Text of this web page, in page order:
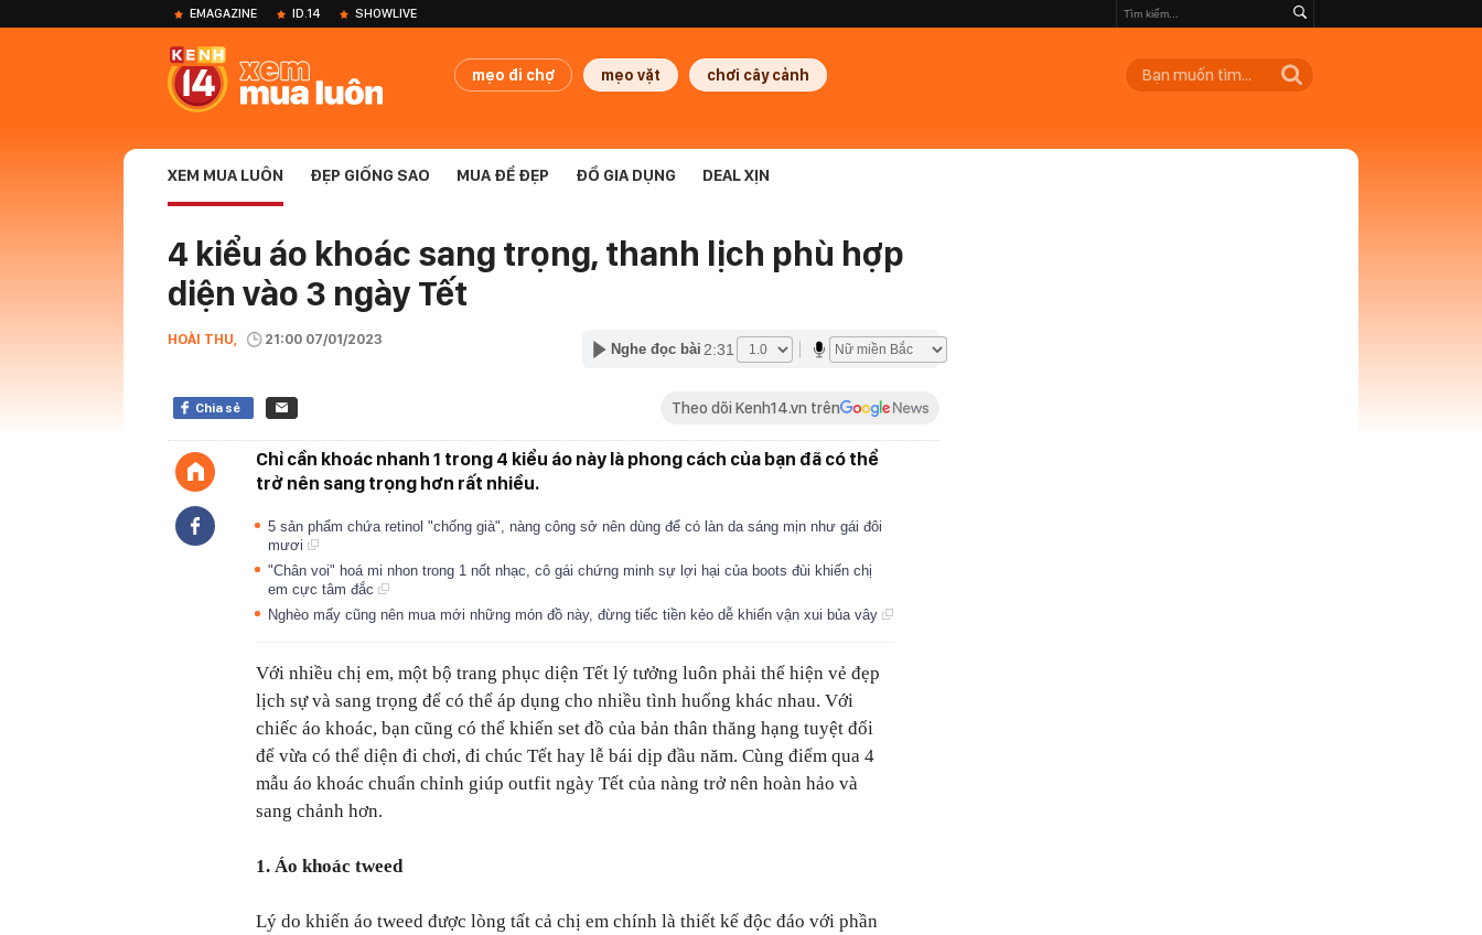
EMAGAZINE ID.14 SHOWLIVE
mẹo đi chợ mẹo vặt chơi cây cảnh
XEM MUA LUÔN ĐẸP GIỐNG SAO MUA ĐỂ ĐẸP ĐỒ GIA DỤNG DEAL XỊN
4 kiểu áo khoác sang trọng, thanh lịch phù hợp
diện vào 3 ngày Tết
HOÀI THU, 21:00 07/01/2023
Nghe đọc bài 2:31
Chia sẻ Theo dõi Kenh14.vn trên
Chỉ cần khoác nhanh 1 trong 4 kiểu áo này là phong cách của bạn đã có thể
trở nên sang trọng hơn rất nhiều.
5 sản phẩm chứa retinol "chống già", nàng công sở nên dùng để có làn da sáng mịn như gái đôi
mươi
"Chân voi" hoá mi nhon trong 1 nốt nhạc, cô gái chứng minh sự lợi hại của boots đùi khiến chị
em cực tâm đắc
Nghèo mấy cũng nên mua mới những món đồ này, đừng tiếc tiền kẻo dễ khiến vận xui bủa vây
Với nhiều chị em, một bộ trang phục diện Tết lý tưởng luôn phải thể hiện vẻ đẹp
lịch sự và sang trọng để có thể áp dụng cho nhiều tình huống khác nhau. Với
chiếc áo khoác, bạn cũng có thể khiến set đồ của bản thân thăng hạng tuyệt đối
để vừa có thể diện đi chơi, đi chúc Tết hay lễ bái dịp đầu năm. Cùng điểm qua 4
mẫu áo khoác chuẩn chỉnh giúp outfit ngày Tết của nàng trở nên hoàn hảo và
sang chảnh hơn.
1. Áo khoác tweed
Lý do khiến áo tweed được lòng tất cả chị em chính là thiết kế độc đáo với phần